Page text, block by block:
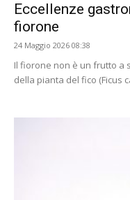
Eccellenze
fiorone
24 Maggio 2026 08:38
Il fiorone non è un frutto a
della pianta del fico (Ficus